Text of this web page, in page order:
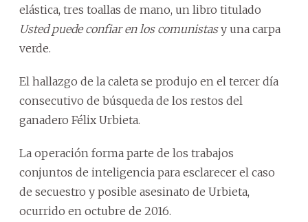
elástica, tres toallas de mano, un libro titulado
Usted puede confiar en los comunistasy una carpa
verde.
El hallazgo de la caleta se produjo en el tercer día
consecutivo de búsqueda de los restos del
ganadero Félix Urbieta.
La operación forma parte de los trabajos
conjuntos de inteligencia para esclarecer el caso
de secuestro y posible asesinato de Urbieta,
ocurrido en octubre de 2016.